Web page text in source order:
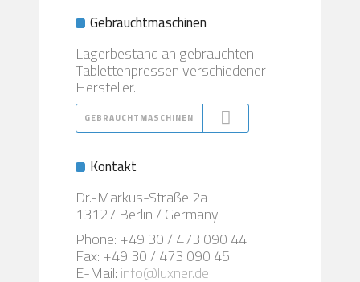
Gebrauchtmaschinen
Lagerbestand an gebrauchten
Tablettenpressen verschiedener
Hersteller.
GEBRAUCHTMASCHINEN
Kontakt
Dr.-Markus-Straße 2a
13127 Berlin / Germany
Phone: +49 30 / 473 090 44
Fax: +49 30 / 473 090 45
E-Mail:info@luxner.de